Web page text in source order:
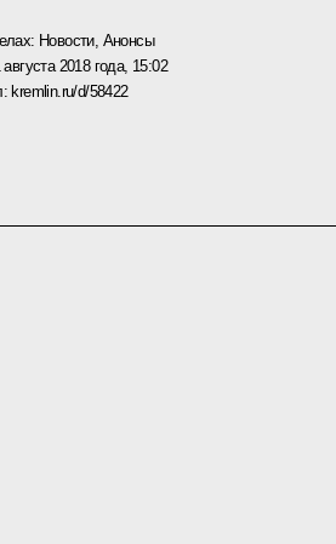
Новости, Анонсы
августа 2018 года, 15:02
kremlin.ru/d/58422